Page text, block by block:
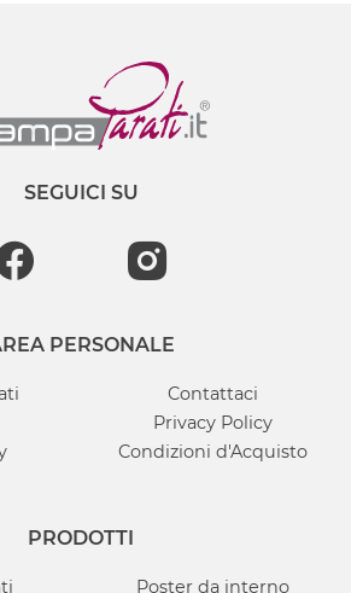
SEGUICI SU
PERSONALE
Contattaci
Privacy Policy
Condizioni d'Acquisto
PRODOTTI
Poster da interno